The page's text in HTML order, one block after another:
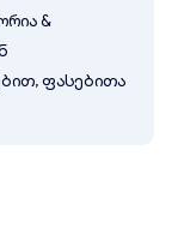
&
ფასებითა